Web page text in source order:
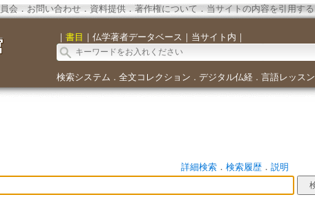
会． お問い合わせ． 資料提供． 著作権について．当サイトの内容を引用する
｜ 書目 ｜ 仏学著者データベース ｜ 当サイト内 ｜
検索システム ． 全文コレクション ． デジタル仏経． 言語レッスン
詳細検索． 検索履歴． 説明